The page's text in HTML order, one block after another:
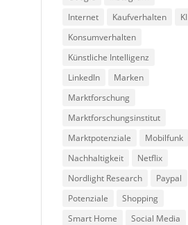
Internet
Kaufverhalten
KI
Konsumverhalten
Künstliche Intelligenz
LinkedIn
Marken
Marktforschung
Marktforschungsinstitut
Marktpotenziale
Mobilfunk
Nachhaltigkeit
Netflix
Nordlight Research
Paypal
Potenziale
Shopping
Smart Home
Social Media